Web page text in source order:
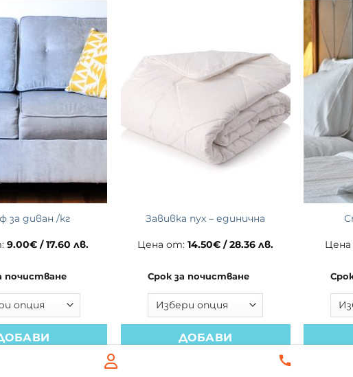
за диван /кг
9.00€ / 17.60 лв.
почистване
Завивка пух – единична
Цена от:14.50€ / 28.36 лв.
Срок за почистване
ДОБАВИ